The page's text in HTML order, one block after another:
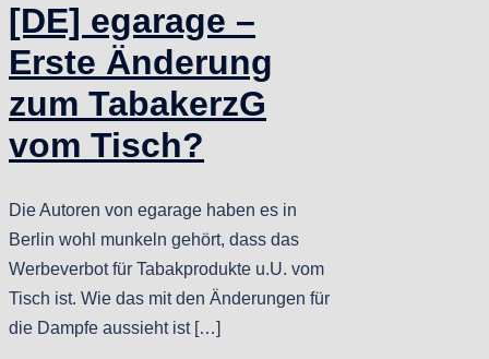
[DE] egarage –
Erste Änderung
zum TabakerzG
vom Tisch?
Die Autoren von egarage haben es in
Berlin wohl munkeln gehört, dass das
Werbeverbot für Tabakprodukte u.U. vom
Tisch ist. Wie das mit den Änderungen für
die Dampfe aussieht ist […]